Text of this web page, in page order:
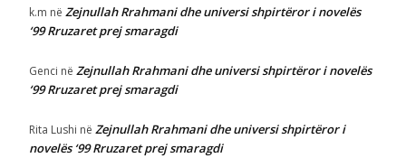
k.m në Zejnullah Rrahmani dhe universi shpirtëror i novelës
‘99 Rruzaret prej smaragdi
Genci në Zejnullah Rrahmani dhe universi shpirtëror i novelës
‘99 Rruzaret prej smaragdi
Rita Lushi në Zejnullah Rrahmani dhe universi shpirtëror i
novelës ‘99 Rruzaret prej smaragdi